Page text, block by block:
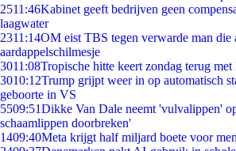
2511:46Kabinet geeft bedrijven geen
laagwater
2311:14OM eist TBS tegen verwarde man die
aardappelschilmesje
3011:08Tropische hitte keert zondag terug
3010:12Trump grijpt weer in op automatisch
geboorte in VS
5509:51Dikke Van Dale neemt 'vulvalippen'
schaamlippen doorbreken'
1409:40Meta krijgt half miljard boete voor